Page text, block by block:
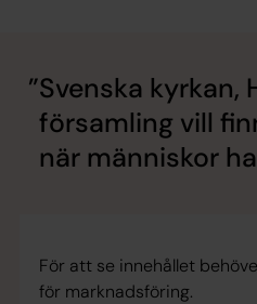
Svenska kyrkan,
församling vill
när människor
För att se innehållet
för marknadsföring.